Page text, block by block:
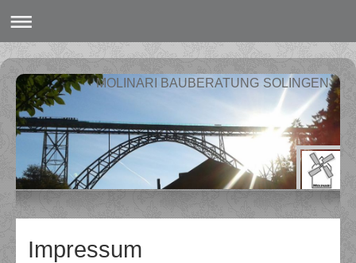
MOLINARI BAUBERATUNG SOLINGEN
Impressum